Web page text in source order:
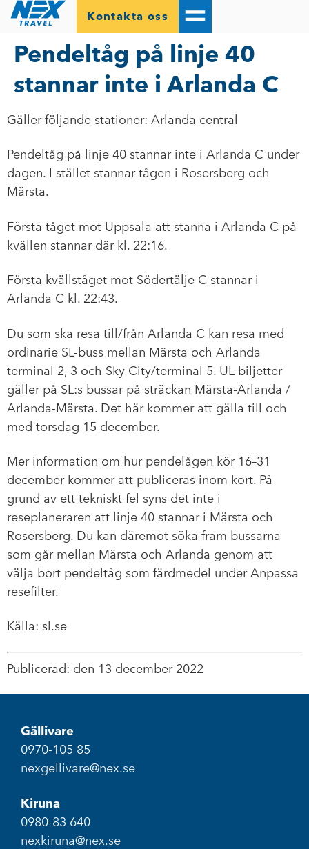
Kontakta oss
Pendeltåg på linje 40
stannar inte i Arlanda C
Gäller följande stationer: Arlanda central
Pendeltåg på linje 40 stannar inte i Arlanda C under
dagen. I stället stannar tågen i Rosersberg och
Märsta.
Första tåget mot Uppsala att stanna i Arlanda C på
kvällen stannar där kl. 22:16.
Första kvällståget mot Södertälje C stannar i
Arlanda C kl. 22:43.
Du som ska resa till/från Arlanda C kan resa med
ordinarie SL-buss mellan Märsta och Arlanda
terminal 2, 3 och Sky City/terminal 5. UL-biljetter
gäller på SL:s bussar på sträckan Märsta-Arlanda /
Arlanda-Märsta. Det här kommer att gälla till och
med torsdag 15 december.
Mer information om hur pendelågen kör 16–31
december kommer att publiceras inom kort. På
grund av ett tekniskt fel syns det inte i
reseplaneraren att linje 40 stannar i Märsta och
Rosersberg. Du kan däremot söka fram bussarna
som går mellan Märsta och Arlanda genom att
välja bort pendeltåg som färdmedel under Anpassa
resefilter.
Källa: sl.se
Publicerad: den 13 december 2022
Gällivare
0970-105 85
nexgellivare@nex.se
Kiruna
0980-83 640
nexkiruna@nex.se